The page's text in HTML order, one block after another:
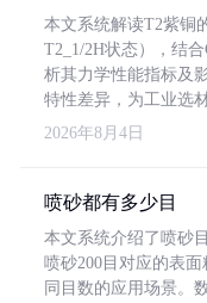
本文系统解读T2紫铜
T2_1/2H状态），结
析其力学性能指标及
特性差异，为工业选
2026年8月4日
喷砂都有多少目
本文系统介绍了喷砂
喷砂200目对应的表
同目数的应用场景。